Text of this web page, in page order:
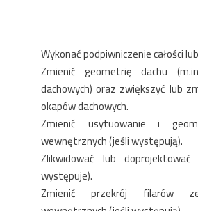
Wykonać podpiwniczenie całości
Zmienić geometrię dachu
dachowych) oraz zwiększyć lub
okapów dachowych.
Zmienić usytuowanie i
wewnętrznych (jeśli występują).
Zlikwidować lub
występuje).
Zmienić przekrój filarów